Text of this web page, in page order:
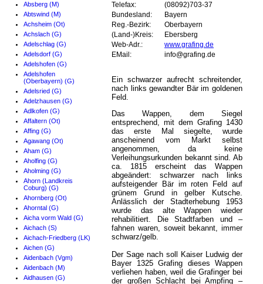
Absberg (M)
Abtswind (M)
Achsheim (Ot)
Achslach (G)
Adelschlag (G)
Adelsdorf (G)
Adelshofen (G)
Adelshofen
(Oberbayern) (G)
Adelsried (G)
Adelzhausen (G)
Adlkofen (G)
Affaltern (Ot)
Affing (G)
Agawang (Ot)
Aham (G)
Aholfing (G)
Aholming (G)
Ahorn (Landkreis
Coburg) (G)
Ahornberg (Ot)
Ahorntal (G)
Aicha vorm Wald (G)
Aichach (S)
Aichach-Friedberg (LK)
Aichen (G)
Aidenbach (Vgm)
Aidenbach (M)
Aidhausen (G)
Telefax:
(08092)703-37
Bundesland:
Bayern
Reg.-Bezirk:
Oberbayern
(Land-)Kreis:
Ebersberg
Web-Adr.:
www.grafing.de
EMail:
info@grafing.de
Ein schwarzer aufrecht schreitender,
nach links gewandter Bär im goldenen
Feld.
Das Wappen, dem Siegel
entsprechend, mit dem Grafing 1430
das erste Mal siegelte, wurde
anscheinend vom Markt selbst
angenommen, da keine
Verleihungsurkunden bekannt sind. Ab
ca. 1815 erscheint das Wappen
abgeändert: schwarzer nach links
aufsteigender Bär im roten Feld auf
grünem Grund in gelber Kutsche.
Anlässlich der Stadterhebung 1953
wurde das alte Wappen wieder
rehabilitiert. Die Stadtfarben und –
fahnen waren, soweit bekannt, immer
schwarz/gelb.
Der Sage nach soll Kaiser Ludwig der
Bayer 1325 Grafing dieses Wappen
verliehen haben, weil die Grafinger bei
der großen Schlacht bei Ampfing –